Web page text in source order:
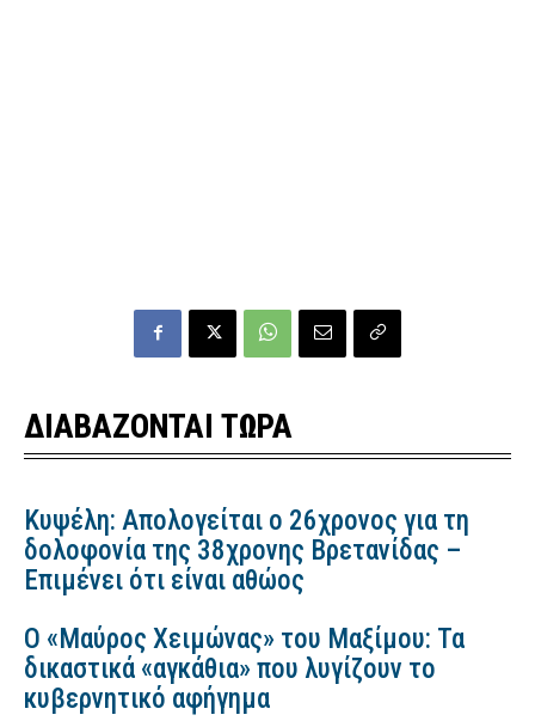
ΔΙΑΒΑΖΟΝΤΑΙ ΤΩΡΑ
Κυψέλη: Απολογείται ο 26χρονος για τη
δολοφονία της 38χρονης Βρετανίδας –
Επιμένει ότι είναι αθώος
Ο «Μαύρος Χειμώνας» του Μαξίμου: Τα
δικαστικά «αγκάθια» που λυγίζουν το
κυβερνητικό αφήγημα